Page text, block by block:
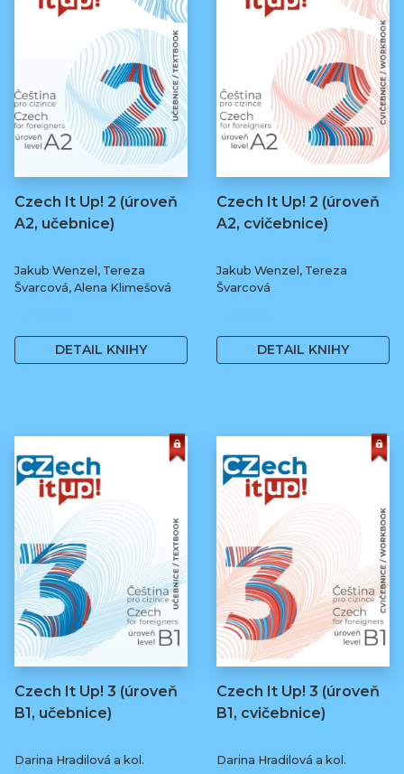
Czech It Up! 2 (úroveň
A2, učebnice)
Jakub Wenzel, Tereza
Švarcová, Alena Klimešová
DETAIL KNIHY
Czech It Up! 2 (úroveň
A2, cvičebnice)
Jakub Wenzel, Tereza
Švarcová
DETAIL KNIHY
Czech It Up! 3 (úroveň
B1, učebnice)
Darina Hradilová a kol.
Czech It Up! 3 (úroveň
B1, cvičebnice)
Darina Hradilová a kol.